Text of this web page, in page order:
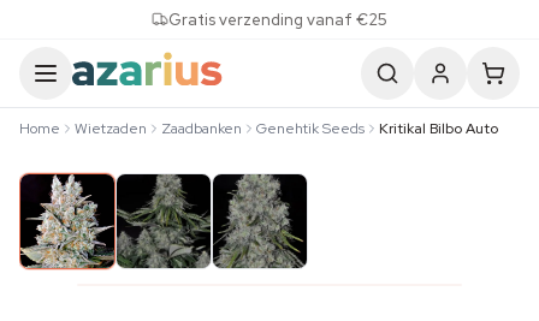
Gratis verzending vanaf €25
Home Wietzaden Zaadbanken Genehtik Seeds Kritikal Bilbo Auto